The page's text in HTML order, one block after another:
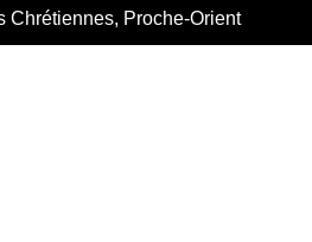
Chrétiennes, Proche-Orient